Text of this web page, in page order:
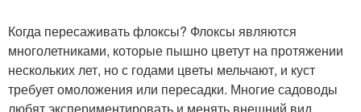
Когда пересаживать флоксы? Флоксы являются
многолетниками, которые пышно цветут на протяжении
нескольких лет, но с годами цветы мельчают, и куст
требует омоложения или пересадки. Многие садоводы
любят экспериментировать и менять внешний вид